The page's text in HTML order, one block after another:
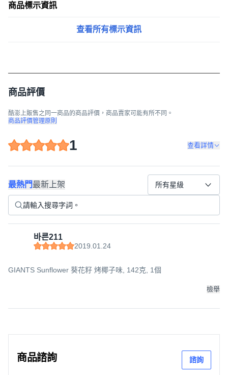
商品標示資訊
查看所有標示資訊
商品評價
酷澎上販售之同一商品的商品評價，商品賣家可能有所不同。
商品評價管理原則
1 查看詳情
最熱門最新上架 所有星級
바른211
2019.01.24
GIANTS Sunflower 葵花籽 烤椰子味, 142克, 1個
檢舉
商品諮詢 諮詢